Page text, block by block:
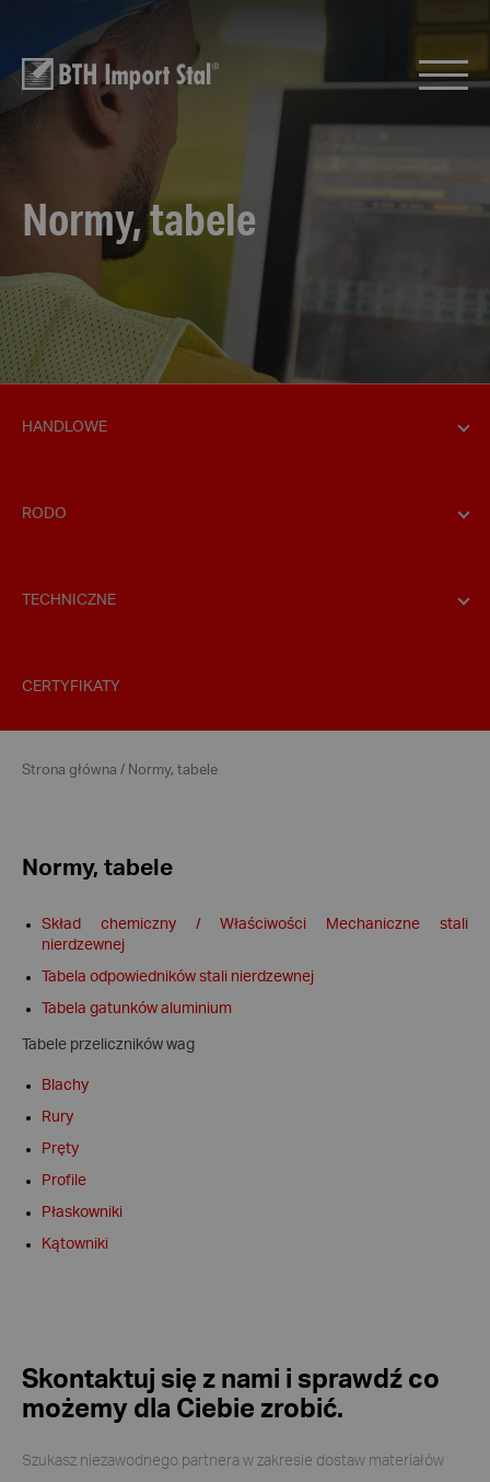
Normy, tabele
HANDLOWE
RODO
TECHNICZNE
CERTYFIKATY
Strona główna / Normy, tabele
Normy, tabele
Skład chemiczny / Właściwości Mechaniczne stali
nierdzewnej
Tabela odpowiedników stali nierdzewnej
Tabela gatunków aluminium
Tabele przeliczników wag
Blachy
Rury
Pręty
Profile
Płaskowniki
Kątowniki
Skontaktuj się z nami i sprawdź co
możemy dla Ciebie zrobić.
Szukasz niezawodnego partnera w zakresie dostaw materiałów